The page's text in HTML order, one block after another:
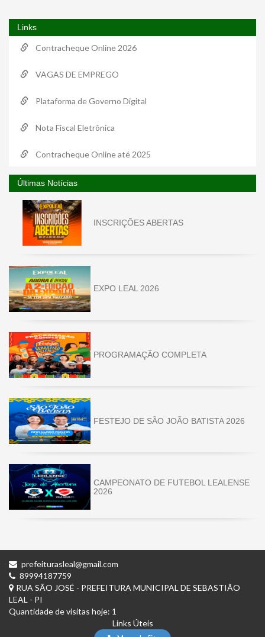
Links
Contracheque Online 2026
VAGAS DE EMPREGO
Plataforma de Governo Digital
Nota Fiscal Eletrônica
Contracheque Online até 2025
Últimas Notícias
INSCRIÇÕES ABERTAS
EXPO LEAL 2026
PROGRAMAÇÃO COMPLETA
FESTEJO DE SÃO JOÃO BATISTA 2026
CAMPEONATO DE FUTEBOL LEALENSE
2026
prefeiturasleal@gmail.com
89994187759
RUA SÃO JOSÉ - PREFEITURA MUNICIPAL DE SEBASTIÃO
LEAL - PI
Quantidade de visitas hoje: 1
Links Úteis